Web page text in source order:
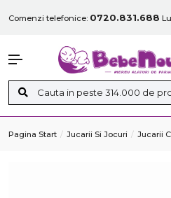
Comenzi telefonice: 0720.831.688
Pagina Start Jucarii Si Jocuri Jucarii